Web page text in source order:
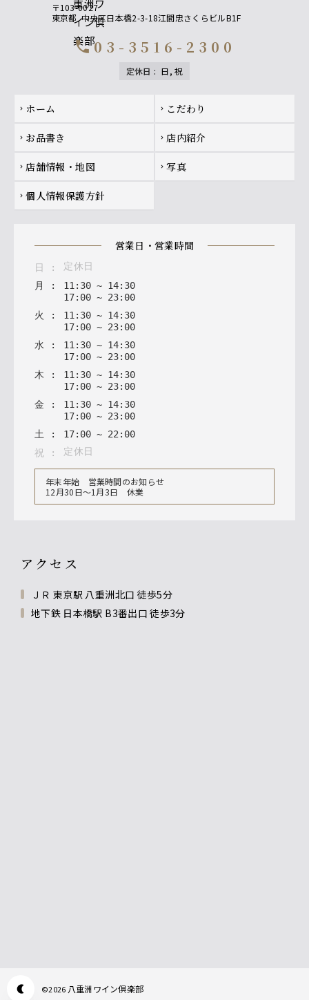
〒103-0027
東京都 中央区日本橋2-3-18江間忠さくらビルB1F
call03-3516-2300
定休日 : 日, 祝
Footer navigation
chevron_right ホーム chevron_right こだわり
chevron_right お品書き chevron_right 店内紹介
chevron_right 店舗情報・地図 chevron_right 写真
chevron_right 個人情報保護方針
営業日・営業時間
日 :
定休日
月
: 11 : 30 ~ 14: 30
17: 00 ~ 23: 00
火
: 11 : 30 ~ 14: 30
17: 00 ~ 23: 00
水 : 11 : 30 ~ 14: 30
17: 00 ~ 23: 00
木 : 11 : 30 ~ 14: 30
17: 00 ~ 23: 00
金 : 11: 30 ~ 14: 30
17: 00 ~ 23: 00
土 : 17: 00 ~ 22: 00
祝 : 定休日
年末年始 営業時間のお知らせ
12月30日〜1月3日 休業
アクセス
ＪＲ 東京駅 八重洲北口 徒歩5分
地下鉄 日本橋駅 B3番出口 徒歩3分
©2026 八重洲ワイン倶楽部
Appearance mode switch